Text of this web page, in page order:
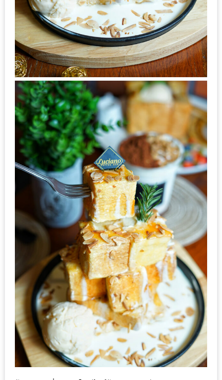
LE
CRYSTAL
เชียงใหม่
ฟรี
2
ท่าน
ลุ้น
รับ
GIFT
VOUCHER
รับ
ประทาน
อาหาร
มูลค่า
1,000
บาท
3
รางวัล
แม่
สุด
พิเศษ
โปร
โม
ชั่น